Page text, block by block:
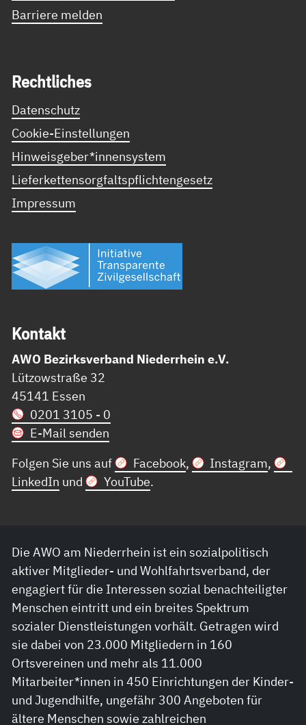
Barriere melden
Recht­li­ches
Datenschutz
Cookie-Einstellungen
Hinweisgeber*innensystem
Lieferkettensorgfaltspflichtengesetz
Impressum
Kon­takt
AWO Bezirksverband Niederrhein e.V.
Lützowstraße 32
45141 Essen
0201 3105 - 0
E-Mail senden
Folgen Sie uns auf
Facebook, Instagram,
LinkedIn und YouTube.
Die AWO am Niederrhein ist ein sozialpolitisch
aktiver Mitglieder- und Wohlfahrtsverband, der
engagiert für die Interessen sozial benachteiligter
Menschen eintritt und ein breites Spektrum
sozialer Dienstleistungen vorhält. Getragen wird
sie dabei von 23.000 Mitgliedern in 160
Ortsvereinen und mehr als 11.000
Mitarbeiter*innen in 450 Einrichtungen der Kinder-
und Jugendhilfe, ungefähr 300 Angeboten für
ältere Menschen sowie zahlreichen